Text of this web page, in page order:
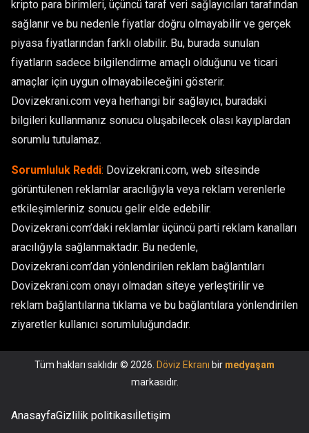
kripto para birimleri, üçüncü taraf veri sağlayıcıları tarafından
sağlanır ve bu nedenle fiyatlar doğru olmayabilir ve gerçek
piyasa fiyatlarından farklı olabilir. Bu, burada sunulan
fiyatların sadece bilgilendirme amaçlı olduğunu ve ticari
amaçlar için uygun olmayabileceğini gösterir.
Dovizekrani.com veya herhangi bir sağlayıcı, buradaki
bilgileri kullanmanız sonucu oluşabilecek olası kayıplardan
sorumlu tutulamaz.
Sorumluluk Reddi: Dovizekrani.com, web sitesinde
görüntülenen reklamlar aracılığıyla veya reklam verenlerle
etkileşimleriniz sonucu gelir elde edebilir.
Dovizekrani.com’daki reklamlar üçüncü parti reklam kanalları
aracılığıyla sağlanmaktadır. Bu nedenle,
Dovizekrani.com’dan yönlendirilen reklam bağlantıları
Dovizekrani.com onayı olmadan siteye yerleştirilir ve
reklam bağlantılarına tıklama ve bu bağlantılara yönlendirilen
ziyaretler kullanıcı sorumluluğundadır.
Tüm hakları saklıdır © 2026. Döviz Ekranı bir medyaşam
markasıdır.
AnasayfaGizlilik politikasıİletişim